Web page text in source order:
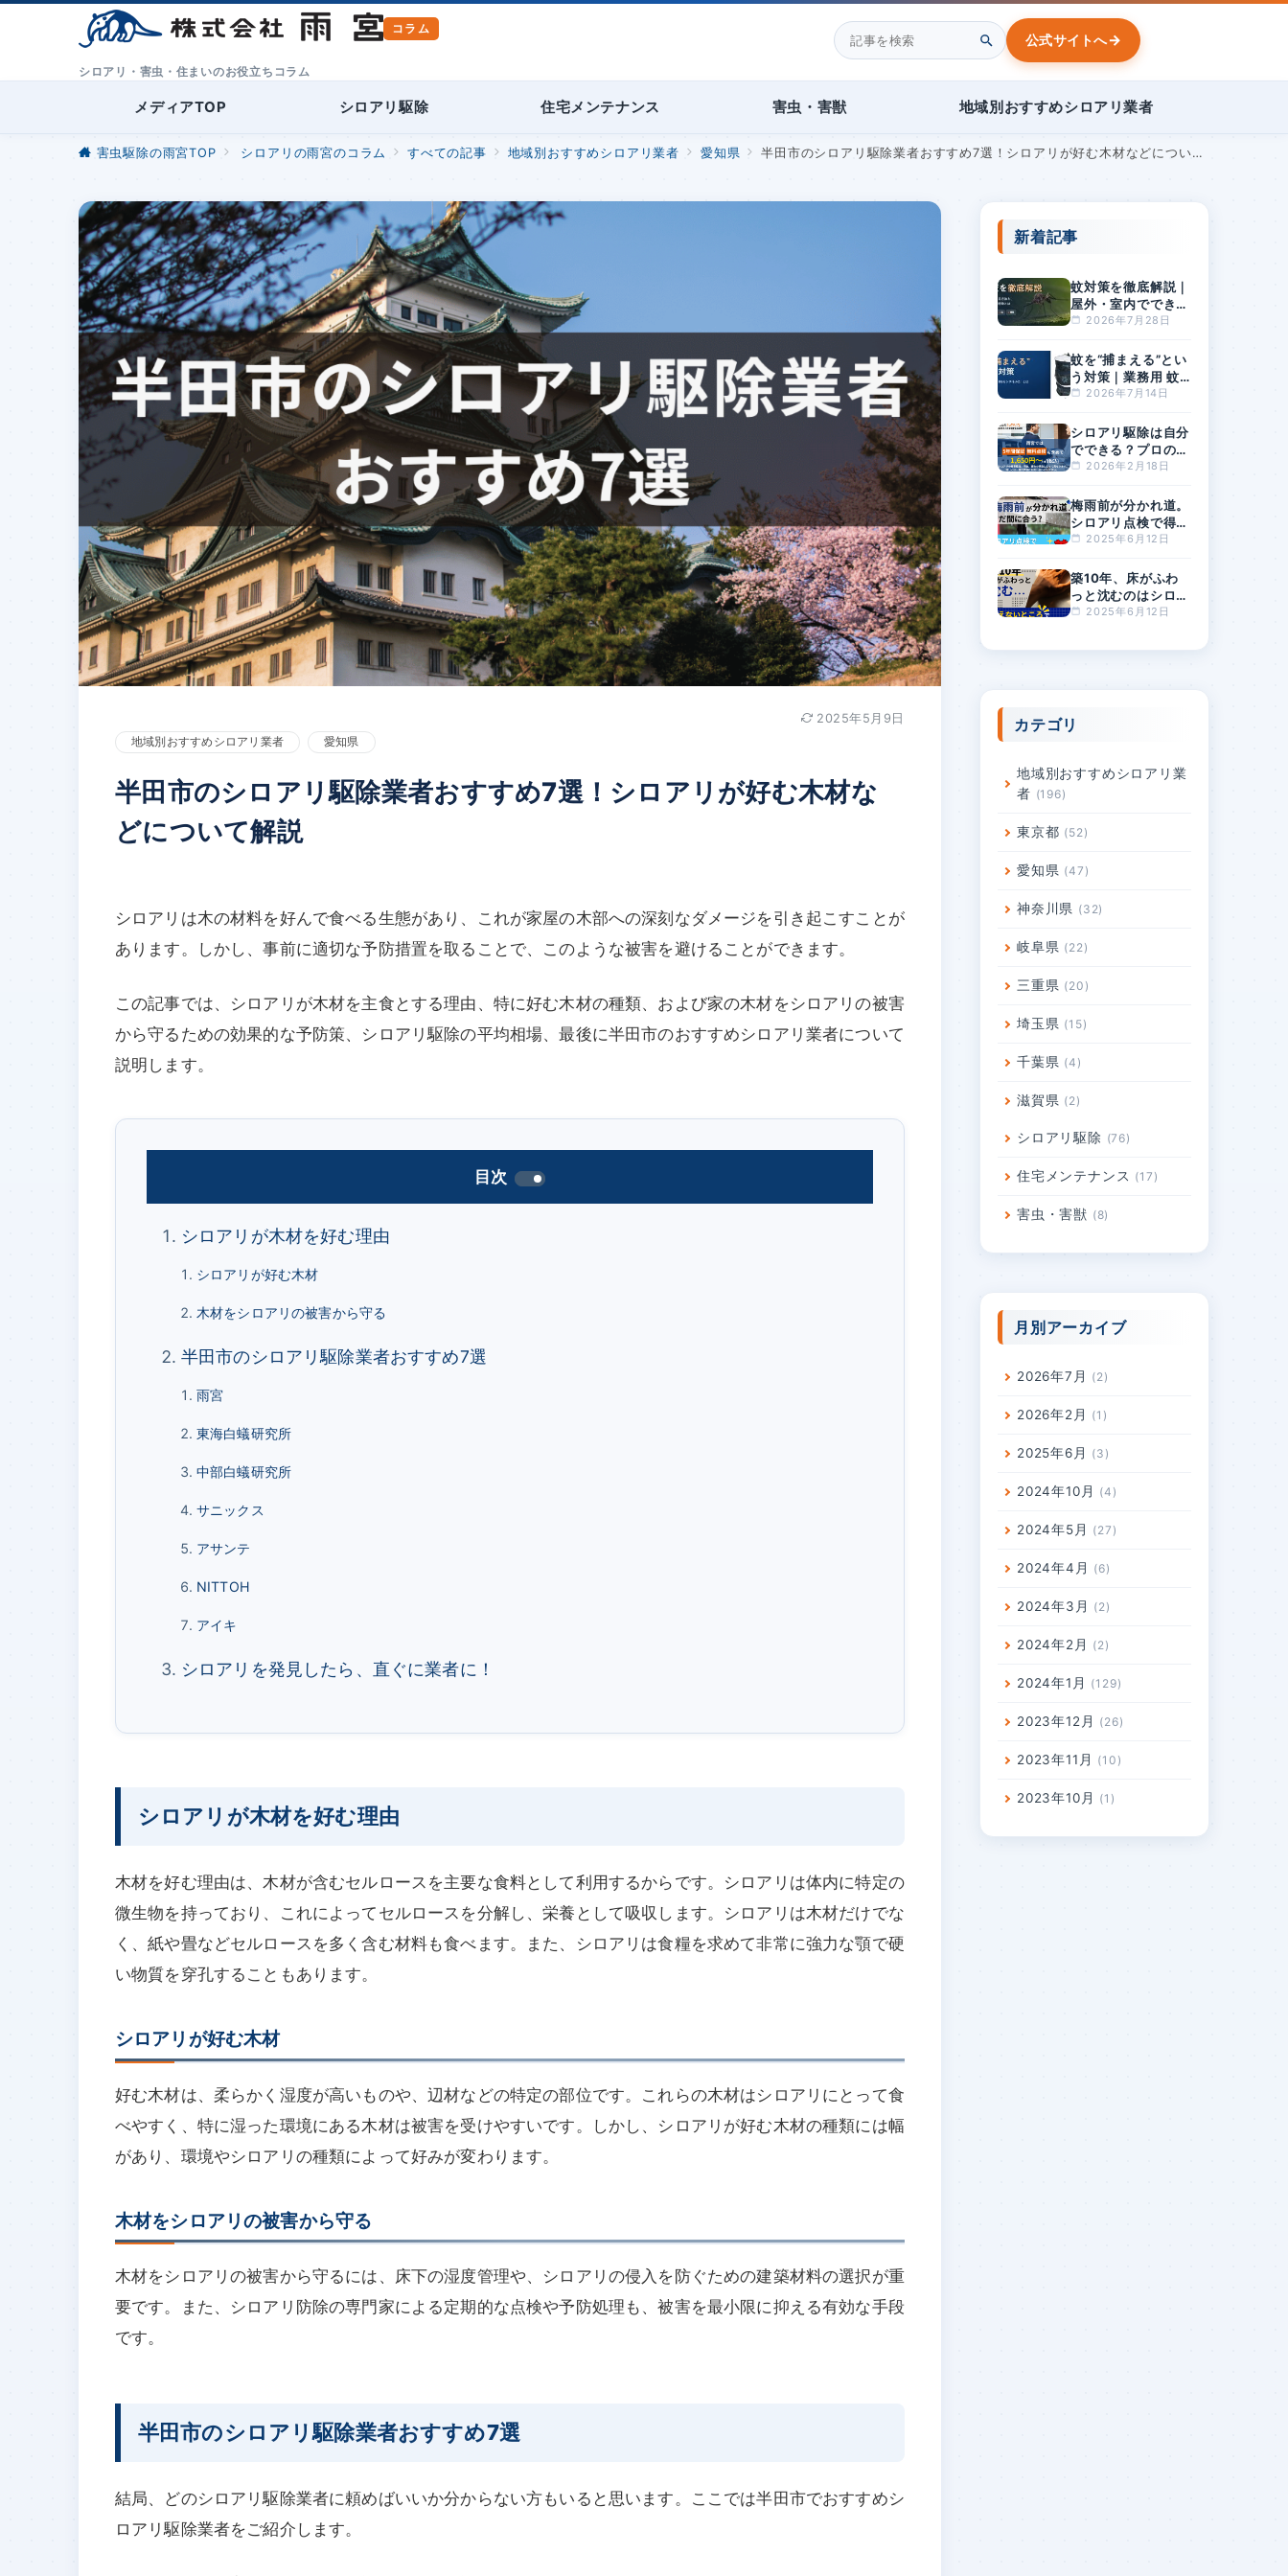
シロアリ・害虫・住まいのお役立ちコラム
公式サイトへ→
メディアTOP シロアリ駆除 住宅メンテナンス 害虫・害獣 地域別おすすめシロアリ業者
害虫駆除の雨宮TOP シロアリの雨宮のコラム すべての記事 地域別おすすめシロアリ業者 愛知県 半田市のシロアリ駆除業者おすすめ7選！シロアリが好む木材などについて解説
2025年5月9日
地域別おすすめシロアリ業者 愛知県
半田市のシロアリ駆除業者おすすめ7選！シロアリが好む木材な
どについて解説
シロアリは木の材料を好んで食べる生態があり、これが家屋の木部への深刻なダメージを引き起こすことが
あります。しかし、事前に適切な予防措置を取ることで、このような被害を避けることができます。
この記事では、シロアリが木材を主食とする理由、特に好む木材の種類、および家の木材をシロアリの被害
から守るための効果的な予防策、シロアリ駆除の平均相場、最後に半田市のおすすめシロアリ業者について
説明します。
目次
シロアリが木材を好む理由
シロアリが好む木材
木材をシロアリの被害から守る
半田市のシロアリ駆除業者おすすめ7選
雨宮
東海白蟻研究所
中部白蟻研究所
サニックス
アサンテ
NITTOH
アイキ
シロアリを発見したら、直ぐに業者に！
シロアリが木材を好む理由
木材を好む理由は、木材が含むセルロースを主要な食料として利用するからです。シロアリは体内に特定の
微生物を持っており、これによってセルロースを分解し、栄養として吸収します。シロアリは木材だけでな
く、紙や畳などセルロースを多く含む材料も食べます。また、シロアリは食糧を求めて非常に強力な顎で硬
い物質を穿孔することもあります。
シロアリが好む木材
好む木材は、柔らかく湿度が高いものや、辺材などの特定の部位です。これらの木材はシロアリにとって食
べやすく、特に湿った環境にある木材は被害を受けやすいです。しかし、シロアリが好む木材の種類には幅
があり、環境やシロアリの種類によって好みが変わります。
木材をシロアリの被害から守る
木材をシロアリの被害から守るには、床下の湿度管理や、シロアリの侵入を防ぐための建築材料の選択が重
要です。また、シロアリ防除の専門家による定期的な点検や予防処理も、被害を最小限に抑える有効な手段
です。
半田市のシロアリ駆除業者おすすめ7選
結局、どのシロアリ駆除業者に頼めばいいか分からない方もいると思います。ここでは半田市でおすすめシ
ロアリ駆除業者をご紹介します。
新着記事
蚊対策を徹底解説｜
屋外・室内でできる
方法と、刺されやす
2026年7月28日
蚊を“捕まえる”とい
う対策｜業務用 蚊
捕獲器「BGセンチ
2026年7月14日
シロアリ駆除は自分
でできる？プロの駆
除費用の相場は？料
クが高まる理由
2026年2月18日
梅雨前が分かれ道。
シロアリ点検で得す
る人・損する人の差
2025年6月12日
築10年、床がふわ
っと沈むのはシロア
リ？原因と対策を徹
2025年6月12日
カテゴリ
地域別おすすめシロアリ業
者
196
東京都 52
愛知県 47
神奈川県 32
岐阜県 22
三重県 20
埼玉県 15
千葉県 4
滋賀県 2
シロアリ駆除 76
住宅メンテナンス 17
害虫・害獣 8
月別アーカイブ
2026年7月 2
2026年2月 1
2025年6月 3
2024年10月 4
2024年5月 27
2024年4月 6
2024年3月 2
2024年2月 2
2024年1月 129
2023年12月 26
2023年11月 10
2023年10月 1